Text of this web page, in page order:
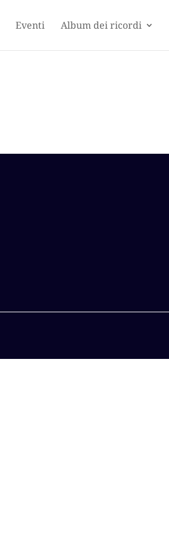
Eventi Album dei ricordi